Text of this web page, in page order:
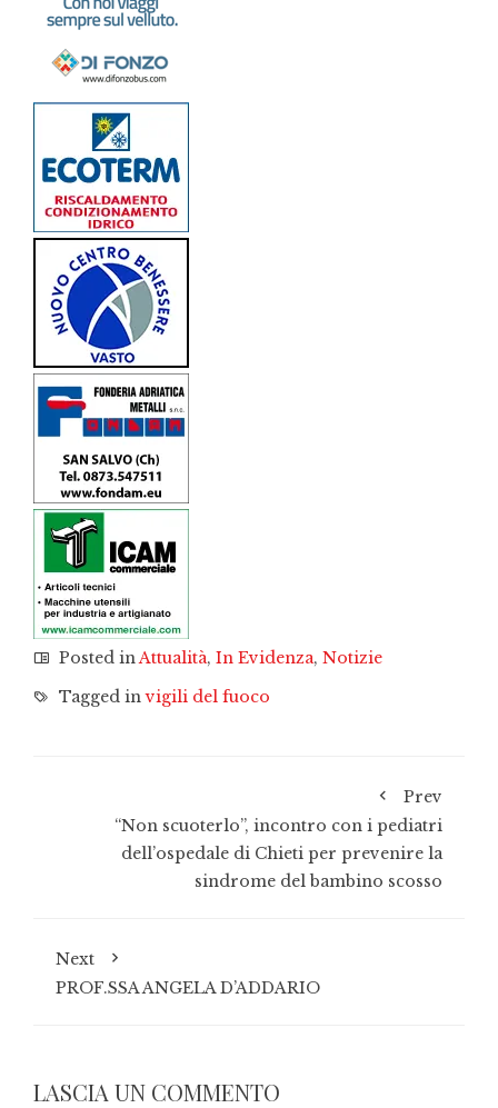
Posted inAttualità, In Evidenza, Notizie
Tagged invigili del fuoco
Prev
“Non scuoterlo”, incontro con i pediatri
dell’ospedale di Chieti per prevenire la
sindrome del bambino scosso
Next
PROF.SSA ANGELA D’ADDARIO
LASCIA UN COMMENTO